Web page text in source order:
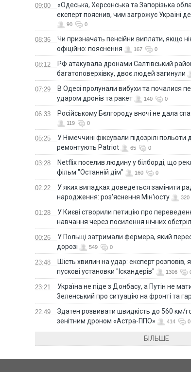
09:00
«Одеська, Херсонська та Запорізька
експерт пояснив, чим загрожує Україні
90 0
08:36
Чи призначать пенсійни виплати, якщо
офіційно: пояснення
167 0
08:12
РФ атакувала дронами Салтівський
багатоповерхівку, двоє людей загинули
07:29
В Одесі пролунали вибухи та почалися
ударом дронів та ракет
140 0
06:33 Російському Бєлгороду вночі не дала
119 0
05:25
У Німеччині фіксували підозрілі
ремонтують Patriot
65 0
03:28
Netflix поселив людину у білборді, що
фільм "Останній дім"
160 0
02:22
У яких випадках доведеться замінити
народження: роз'яснення Мін'юсту
320
01:28
У Києві створили петицію про
навчання через посилення нічних
00:26
У Польщі затримали фермера, який
дорозі
549 0
23:48
Шість хвилин на удар: експерт
пускові установки "Іскандерів"
1306
23:21
Україна не піде з Донбасу, а Путін не
Зеленський про ситуацію на фронті та
22:49
Здатен розвивати швидкість до 560 км/
зенітним дроном «Астра-ППО»
414 0
БІЛЬШЕ